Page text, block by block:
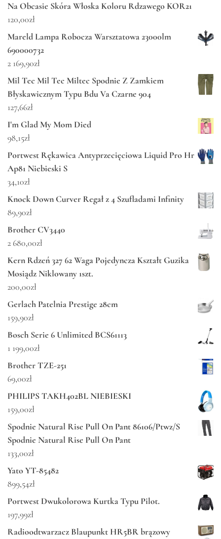
Na Obcasie Skóra Włoska Koloru Rdzawego KOR21
120,00zł
Mareld Lampa Robocza Warsztatowa 23000lm
690000732
2 169,90zł
Mil Tec Mil Tec Miltec Spodnie Z Zamkiem
Błyskawicznym Typu Bdu Va Czarne 904
127,66zł
I'm Glad My Mom Died
98,15zł
Portwest Rękawica Antyprzecięciowa Liquid Pro Hr
Ap81 Niebieski S
34,10zł
Knock Down Curver Regał z 4 Szufladami Infinity
89,90zł
Brother CV3440
2 680,00zł
Kern Rdzeń 327 62 Waga Pojedyncza Kształt Guzika
Mosiądz Niklowany 1szt.
200,00zł
Gerlach Patelnia Prestige 28cm
159,90zł
Bosch Serie 6 Unlimited BCS61113
1 199,00zł
Brother TZE-251
69,00zł
PHILIPS TAKH402BL NIEBIESKI
159,00zł
Spodnie Natural Rise Pull On Pant 86106/Ptwz/S
Spodnie Natural Rise Pull On Pant
133,00zł
Yato YT-85482
899,54zł
Portwest Dwukolorowa Kurtka Typu Pilot.
197,99zł
Radioodtwarzacz Blaupunkt HR5BR brązowy